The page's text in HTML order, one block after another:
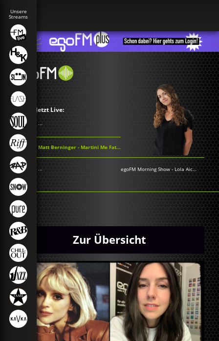
Jetzt Live:
...
Matt Berninger - Martini Me Fatso
... egoFM Morning Show - Lola Aichner
Zur Übersicht